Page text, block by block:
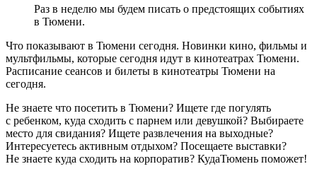
Раз в неделю мы будем писать о предстоящих событиях
в Тюмени.
Что показывают в Тюмени сегодня. Новинки кино, фильмы и
мультфильмы, которые сегодня идут в кинотеатрах Тюмени.
Расписание сеансов и билеты в кинотеатры Тюмени на
сегодня.
Не знаете что посетить в Тюмени? Ищете где погулять
с ребенком, куда сходить с парнем или девушкой? Выбираете
место для свидания? Ищете развлечения на выходные?
Интересуетесь активным отдыхом? Посещаете выставки?
Не знаете куда сходить на корпоратив? КудаТюмень поможет!